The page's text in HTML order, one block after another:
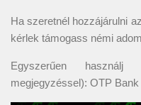
Ha szeretnél hozzájárulni
kérlek támogass némi
Egyszerűen használj
megjegyzéssel): OTP Bank